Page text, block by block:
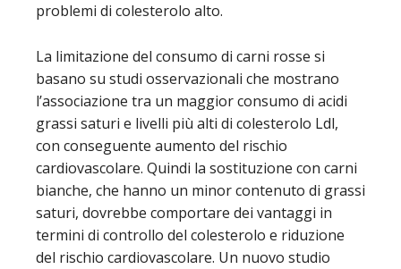
problemi di colesterolo alto.
La limitazione del consumo di carni rosse si
basano su studi osservazionali che mostrano
l’associazione tra un maggior consumo di acidi
grassi saturi e livelli più alti di colesterolo Ldl,
con conseguente aumento del rischio
cardiovascolare. Quindi la sostituzione con carni
bianche, che hanno un minor contenuto di grassi
saturi, dovrebbe comportare dei vantaggi in
termini di controllo del colesterolo e riduzione
del rischio cardiovascolare. Un nuovo studio